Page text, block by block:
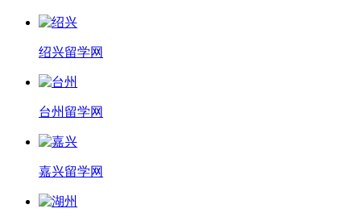
绍兴留学网
台州留学网
嘉兴留学网